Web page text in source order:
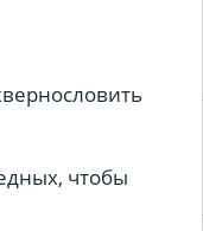
чтобы